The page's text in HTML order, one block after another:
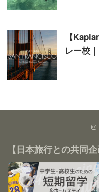
【
レー校
【日本旅行との共同